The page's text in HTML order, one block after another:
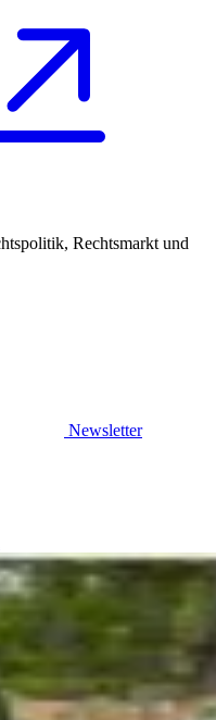
Rechtsmarkt und
Newsletter